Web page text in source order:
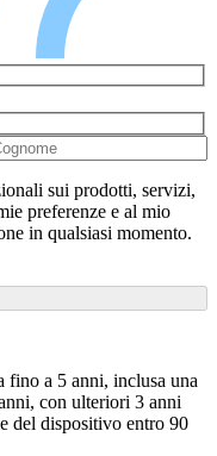
sui prodotti, servizi,
preferenze e al mio
in qualsiasi momento.
fino a 5 anni, inclusa una
con ulteriori 3 anni
del dispositivo entro 90